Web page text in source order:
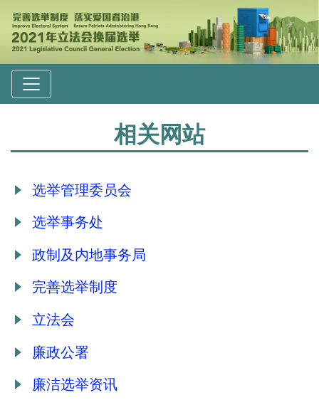
相关网站
选举管理委员会
选举事务处
政制及内地事务局
完善选举制度
立法会
廉政公署
廉洁选举资讯